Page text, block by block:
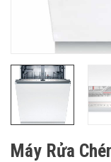
Máy Rửa